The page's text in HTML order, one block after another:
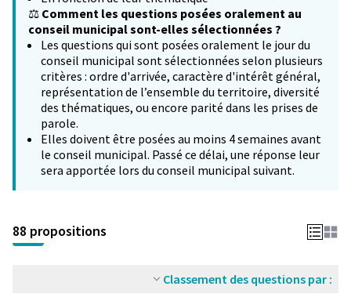
⚖️ Comment les questions posées oralement au
conseil municipal sont-elles sélectionnées ?
Les questions qui sont posées oralement le jour du
conseil municipal sont sélectionnées selon plusieurs
critères : ordre d'arrivée, caractère d'intérêt général,
représentation de l’ensemble du territoire, diversité
des thématiques, ou encore parité dans les prises de
parole.
Elles doivent être posées au moins 4 semaines avant
le conseil municipal. Passé ce délai, une réponse leur
sera apportée lors du conseil municipal suivant.
88 propositions
Classement des questions par :